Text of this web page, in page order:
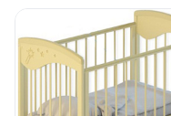
нет в продаже